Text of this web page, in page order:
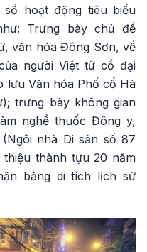
hoạt động tiêu biểu
Trưng bày chủ đề
văn hóa Đông Sơn, về
người Việt từ cổ đại
lưu Văn hóa Phố cổ Hà
trưng bày không gian
nghề thuốc Đông y,
nhà Di sản số 87
thành tựu 20 năm
bằng di tích lịch sử